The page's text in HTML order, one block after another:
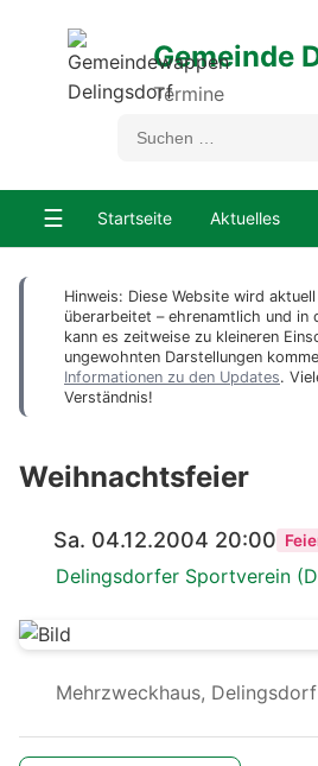
Gemeinde
Termine
☰ Startseite Aktuelles
Hinweis: Diese Website wird
überarbeitet – ehrenamtlich und in
kann es zeitweise zu kleineren
ungewohnten Darstellungen
Informationen zu den Updates.
Verständnis!
Weihnachtsfeier
Sa. 04.12.2004 20:00
Delingsdorfer Sportverein
Mehrzweckhaus, Delingsdorf